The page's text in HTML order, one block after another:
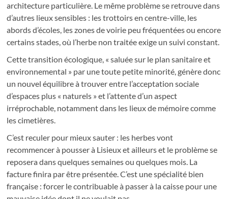
architecture particulière. Le même problème se retrouve dans
d’autres lieux sensibles : les trottoirs en centre-ville, les
abords d’écoles, les zones de voirie peu fréquentées ou encore
certains stades, où l’herbe non traitée exige un suivi constant.
Cette transition écologique, « saluée sur le plan sanitaire et
environnemental » par une toute petite minorité, génère donc
un nouvel équilibre à trouver entre l’acceptation sociale
d’espaces plus « naturels » et l’attente d’un aspect
irréprochable, notamment dans les lieux de mémoire comme
les cimetières.
C’est reculer pour mieux sauter : les herbes vont
recommencer à pousser à Lisieux et ailleurs et le problème se
reposera dans quelques semaines ou quelques mois. La
facture finira par être présentée. C’est une spécialité bien
française : forcer le contribuable à passer à la caisse pour une